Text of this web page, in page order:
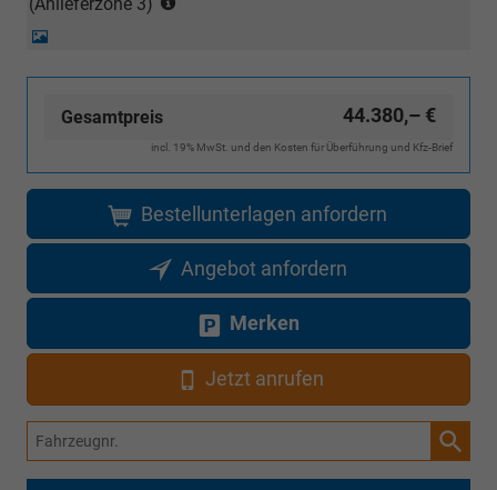
(Anlieferzone 3)
(ausgenommen
Gesamtpreis 44.380,– €
incl. 19% MwSt. und den Kosten für Überführung und Kfz-Brief
Bestellunterlagen anfordern
Angebot anfordern
Merken
Jetzt anrufen
Fahrzeugnr.